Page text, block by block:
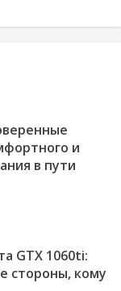
и
в пути
GTX 1060ti:
стороны, кому